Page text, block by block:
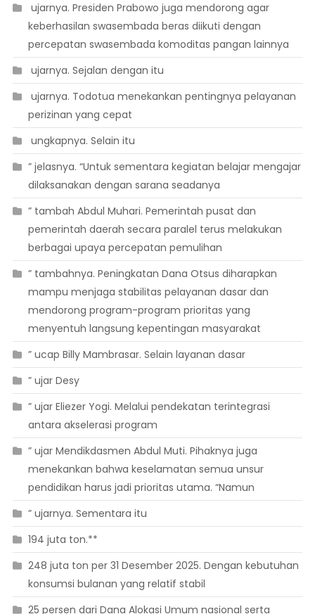
 ujarnya. Presiden Prabowo juga mendorong agar
keberhasilan swasembada beras diikuti dengan
percepatan swasembada komoditas pangan lainnya
 ujarnya. Sejalan dengan itu
 ujarnya. Todotua menekankan pentingnya pelayanan
perizinan yang cepat
 ungkapnya. Selain itu
” jelasnya. “Untuk sementara kegiatan belajar mengajar
dilaksanakan dengan sarana seadanya
” tambah Abdul Muhari. Pemerintah pusat dan
pemerintah daerah secara paralel terus melakukan
berbagai upaya percepatan pemulihan
” tambahnya. Peningkatan Dana Otsus diharapkan
mampu menjaga stabilitas pelayanan dasar dan
mendorong program-program prioritas yang
menyentuh langsung kepentingan masyarakat
” ucap Billy Mambrasar. Selain layanan dasar
” ujar Desy
” ujar Eliezer Yogi. Melalui pendekatan terintegrasi
antara akselerasi program
” ujar Mendikdasmen Abdul Muti. Pihaknya juga
menekankan bahwa keselamatan semua unsur
pendidikan harus jadi prioritas utama. “Namun
” ujarnya. Sementara itu
194 juta ton.**
248 juta ton per 31 Desember 2025. Dengan kebutuhan
konsumsi bulanan yang relatif stabil
25 persen dari Dana Alokasi Umum nasional serta